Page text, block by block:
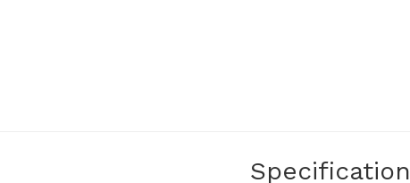
Specification